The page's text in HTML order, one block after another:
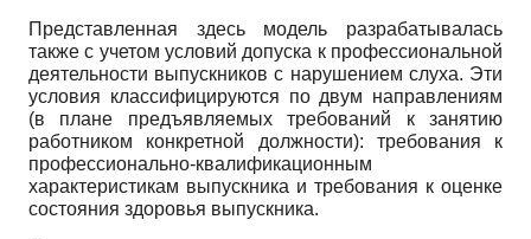
Представленная здесь модель разрабатывалась
также с учетом условий допуска к профессиональной
деятельности выпускников с нарушением слуха. Эти
условия классифицируются по двум направлениям
(в плане предъявляемых требований к занятию
работником конкретной должности): требования к
профессионально-квалификационным
характеристикам выпускника и требования к оценке
состояния здоровья выпускника.